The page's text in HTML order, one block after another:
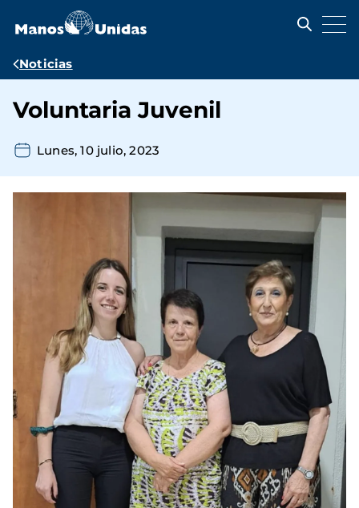
contenido
Ruta
navegación
Noticias
Voluntaria Juvenil
Lunes, 10 julio, 2023